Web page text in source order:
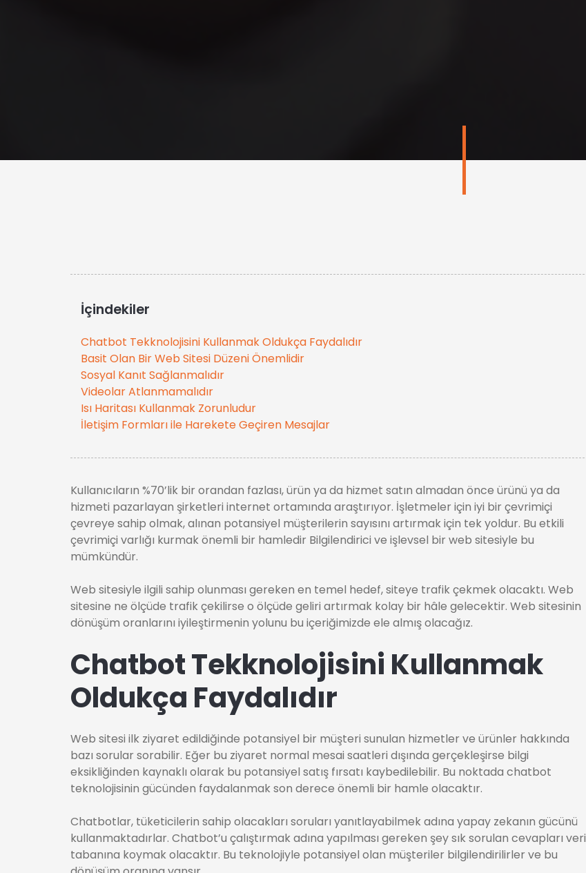
İçindekiler
Chatbot Tekknolojisini Kullanmak Oldukça Faydalıdır
Basit Olan Bir Web Sitesi Düzeni Önemlidir
Sosyal Kanıt Sağlanmalıdır
Videolar Atlanmamalıdır
Isı Haritası Kullanmak Zorunludur
İletişim Formları ile Harekete Geçiren Mesajlar
Kullanıcıların %70’lik bir orandan fazlası, ürün ya da hizmet satın almadan önce ürünü ya da
hizmeti pazarlayan şirketleri internet ortamında araştırıyor. İşletmeler için iyi bir çevrimiçi
çevreye sahip olmak, alınan potansiyel müşterilerin sayısını artırmak için tek yoldur. Bu etkili
çevrimiçi varlığı kurmak önemli bir hamledir Bilgilendirici ve işlevsel bir web sitesiyle bu
mümkündür.
Web sitesiyle ilgili sahip olunması gereken en temel hedef, siteye trafik çekmek olacaktı. Web
sitesine ne ölçüde trafik çekilirse o ölçüde geliri artırmak kolay bir hâle gelecektir. Web sitesinin
dönüşüm oranlarını iyileştirmenin yolunu bu içeriğimizde ele almış olacağız.
Chatbot Tekknolojisini Kullanmak
Oldukça Faydalıdır
Web sitesi ilk ziyaret edildiğinde potansiyel bir müşteri sunulan hizmetler ve ürünler hakkında
bazı sorular sorabilir. Eğer bu ziyaret normal mesai saatleri dışında gerçekleşirse bilgi
eksikliğinden kaynaklı olarak bu potansiyel satış fırsatı kaybedilebilir. Bu noktada chatbot
teknolojisinin gücünden faydalanmak son derece önemli bir hamle olacaktır.
Chatbotlar, tüketicilerin sahip olacakları soruları yanıtlayabilmek adına yapay zekanın gücünü
kullanmaktadırlar. Chatbot’u çalıştırmak adına yapılması gereken şey sık sorulan cevapları veri
tabanına koymak olacaktır. Bu teknolojiyle potansiyel olan müşteriler bilgilendirilirler ve bu